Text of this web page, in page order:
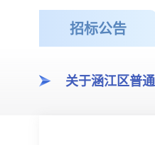
招标公告
关于涵江区普